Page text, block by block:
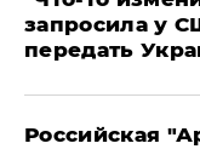
запросила у
передать
​Российская